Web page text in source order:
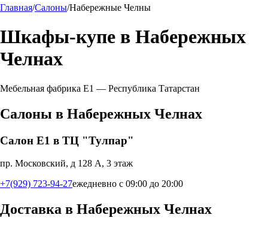
Главная/Салоны/Набережные Челны
Шкафы-купе в Набережных
Челнах
Мебельная фабрика Е1 — Республика Татарстан
Салоны в Набережных Челнах
Салон Е1 в ТЦ "Тулпар"
пр. Московский, д 128 А, 3 этаж
+7(929) 723-94-27ежедневно с 09:00 до 20:00
Доставка в Набережных Челнах